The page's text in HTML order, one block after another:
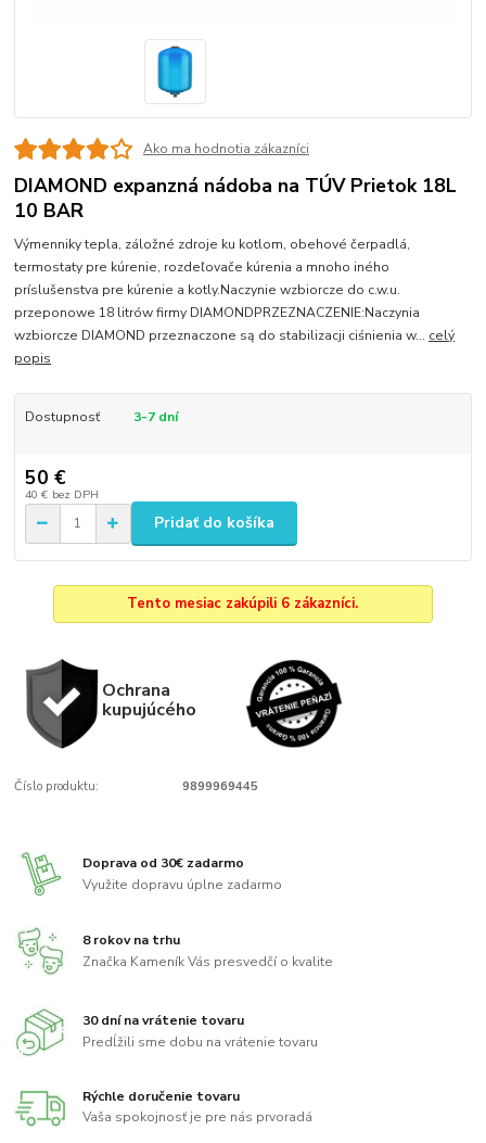
Ako ma hodnotia zákazníci
DIAMOND expanzná nádoba na TÚV Prietok 18L
10 BAR
Výmenniky tepla, záložné zdroje ku kotlom, obehové čerpadlá,
termostaty pre kúrenie, rozdeľovače kúrenia a mnoho iného
príslušenstva pre kúrenie a kotly.Naczynie wzbiorcze do c.w.u.
przeponowe 18 litrów firmy DIAMONDPRZEZNACZENIE:Naczynia
wzbiorcze DIAMOND przeznaczone są do stabilizacji ciśnienia w... celý
popis
Dostupnosť 3-7 dní
50 €
40 € bez DPH
Pridať do košíka
Tento mesiac zakúpili 6 zákazníci.
Ochrana
kupujúcého
Číslo produktu: 9899969445
Doprava od 30€ zadarmo
Využite dopravu úplne zadarmo
8 rokov na trhu
Značka Kameník Vás presvedčí o kvalite
30 dní na vrátenie tovaru
Predĺžili sme dobu na vrátenie tovaru
Rýchle doručenie tovaru
Vaša spokojnosť je pre nás prvoradá